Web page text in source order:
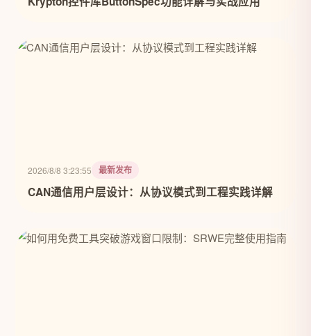
2026/8/8 3:23:55 最新发布
CAN通信用户层设计：从协议模式到工程实践详解